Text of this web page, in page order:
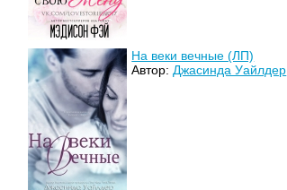
На веки вечные (ЛП)
Автор:Джасинда Уайлдер